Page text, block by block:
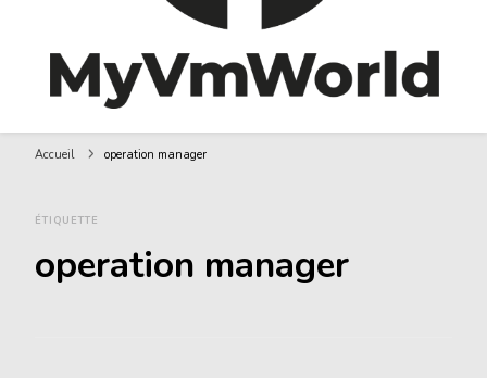
MyVMworld
Accueil operation manager
ÉTIQUETTE
operation manager